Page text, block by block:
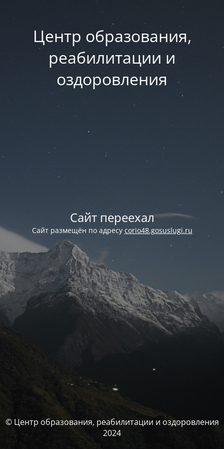
Центр образования,
реабилитации и
оздоровления
Сайт переехал
Сайт размещён по адресу corio48.gosuslugi.ru
© Центр образования, реабилитации и оздоровления
2024